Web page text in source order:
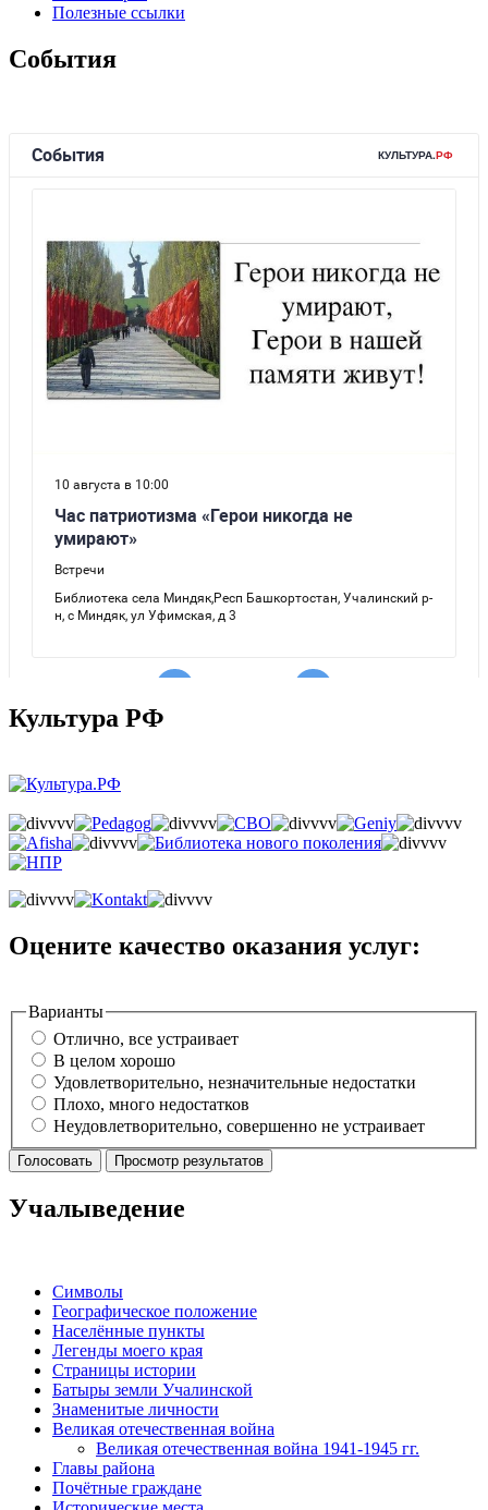
Полезные ссылки
События
Культура РФ
Оцените качество оказания услуг:
Варианты
Отлично, все устраивает
В целом хорошо
Удовлетворительно, незначительные недостатки
Плохо, много недостатков
Неудовлетворительно, совершенно не устраивает
Учалыведение
Символы
Географическое положение
Населённые пункты
Легенды моего края
Страницы истории
Батыры земли Учалинской
Знаменитые личности
Великая отечественная война
Великая отечественная война 1941-1945 гг.
Главы района
Почётные граждане